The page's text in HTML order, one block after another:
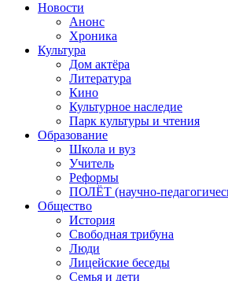
Новости
Анонс
Хроника
Культура
Дом актёра
Литература
Кино
Культурное наследие
Парк культуры и чтения
Образование
Школа и вуз
Учитель
Реформы
ПОЛЁТ (научно-
Общество
История
Свободная трибуна
Люди
Лицейские беседы
Семья и дети